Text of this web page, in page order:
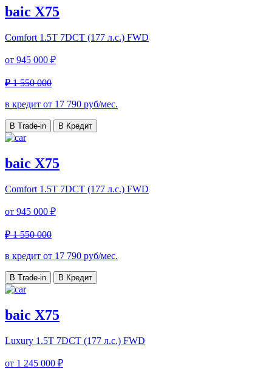
baic X75
Comfort 1.5T 7DCT (177 л.с.) FWD
от 945 000 ₽
₽ 1 550 000
в кредит от 17 790 руб/мес.
В Trade-in В Кредит
baic X75
Comfort 1.5T 7DCT (177 л.с.) FWD
от 945 000 ₽
₽ 1 550 000
в кредит от 17 790 руб/мес.
В Trade-in В Кредит
baic X75
Luxury 1.5T 7DCT (177 л.с.) FWD
от 1 245 000 ₽